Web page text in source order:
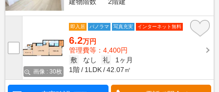
画像 : 30枚
即入居 パノラマ 写真充実 インターネット無料
6.2万円
管理費等：4,400円
敷
なし 礼
1ヶ月
1階
1LDK 42.07㎡